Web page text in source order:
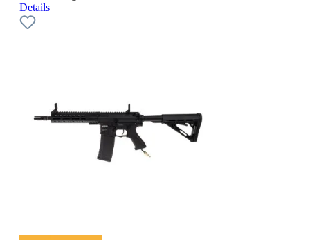
Details